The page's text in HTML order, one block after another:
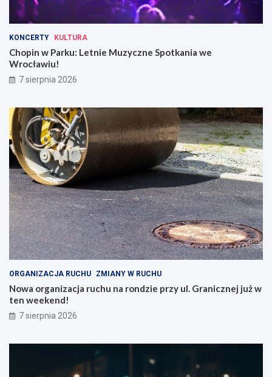
KONCERTY KULTURA
Chopin w Parku: Letnie Muzyczne Spotkania we
Wrocławiu!
7 sierpnia 2026
ORGANIZACJA RUCHU ZMIANY W RUCHU
Nowa organizacja ruchu na rondzie przy ul. Granicznej już w
ten weekend!
7 sierpnia 2026